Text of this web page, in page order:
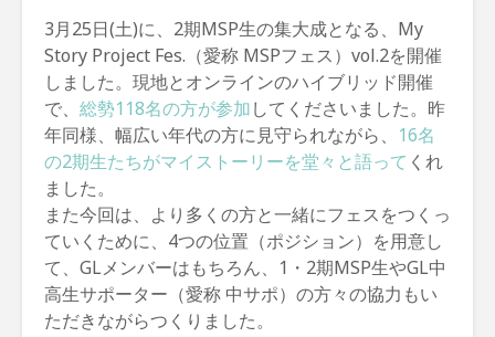
3月25日(土)に、2期MSP生の集大成となる、My
Story Project Fes.（愛称 MSPフェス）vol.2を開催
しました。現地とオンラインのハイブリッド開催
で、 総勢118名の方が参加してくださいました。昨
年同様、幅広い年代の方に見守られながら、 16名
の2期生たちがマイストーリーを堂々と語って くれ
ました。
また今回は、より多くの方と一緒にフェスをつくっ
ていくために、4つの位置（ポジション）を用意し
て、GLメンバーはもちろん、1・2期MSP生やGL中
高生サポーター（愛称 中サポ）の方々の協力もい
ただきながらつくりました。